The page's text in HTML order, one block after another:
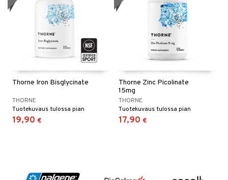
Thorne Iron Bisglycinate
THORNE
Tuotekuvaus tulossa pian
19,90 €
Thorne Zinc Picolinate
15mg
THORNE
Tuotekuvaus tulossa pian
17,90 €